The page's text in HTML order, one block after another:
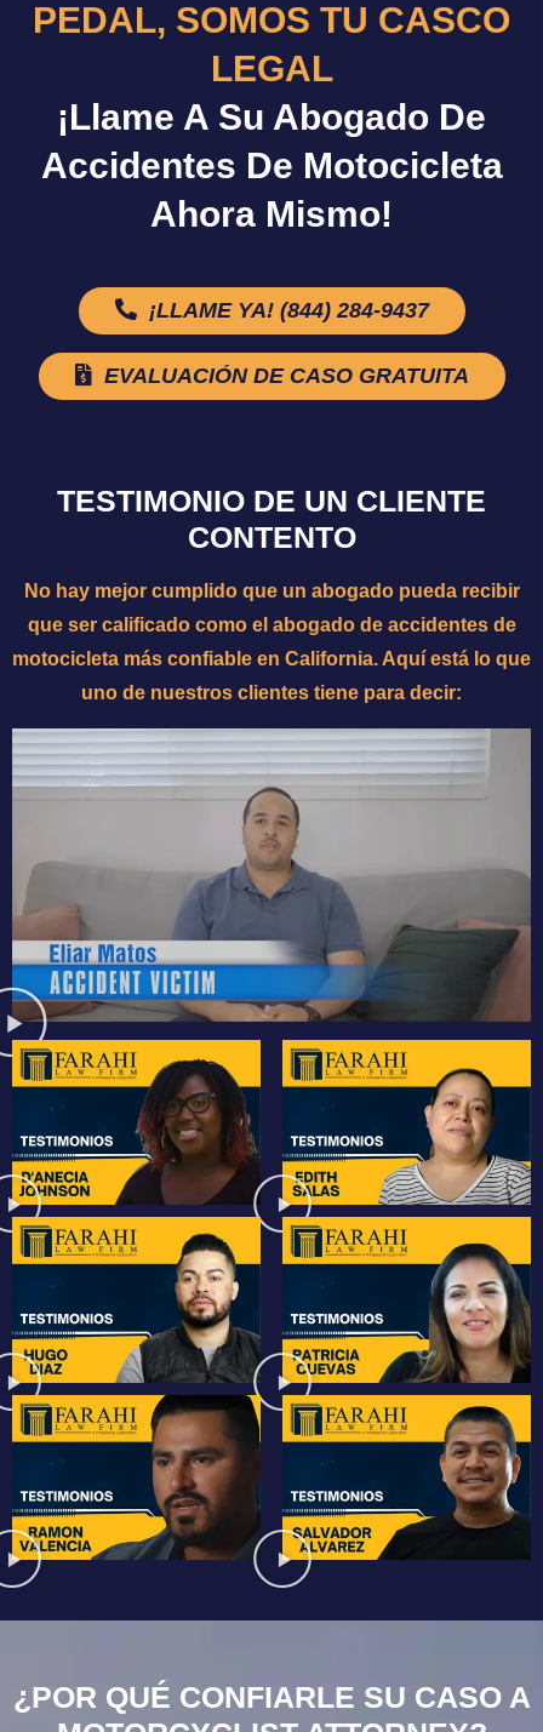
PEDAL, SOMOS TU CASCO
LEGAL
¡Llame A Su Abogado De
Accidentes De Motocicleta
Ahora Mismo!
¡LLAME YA! (844) 284-9437
EVALUACIÓN DE CASO GRATUITA
TESTIMONIO DE UN CLIENTE
CONTENTO
No hay mejor cumplido que un abogado pueda recibir
que ser calificado como el abogado de accidentes de
motocicleta más confiable en California. Aquí está lo que
uno de nuestros clientes tiene para decir:
¿POR QUÉ CONFIARLE SU CASO A